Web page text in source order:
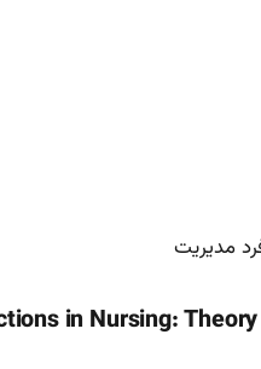
مدیریت
in Nursing: